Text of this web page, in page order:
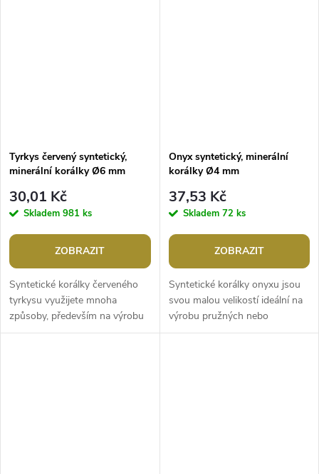
Tyrkys červený syntetický,
minerální korálky Ø6 mm
30,01 Kč
Skladem 981 ks
ZOBRAZIT
Syntetické korálky červeného
tyrkysu využijete mnoha
způsoby, především na výrobu
šperků. Svou velikostí jsou
Onyx syntetický, minerální
korálky Ø4 mm
37,53 Kč
Skladem 72 ks
ZOBRAZIT
Syntetické korálky onyxu jsou
svou malou velikostí ideální na
výrobu pružných nebo
macrame náramků, využijete je i